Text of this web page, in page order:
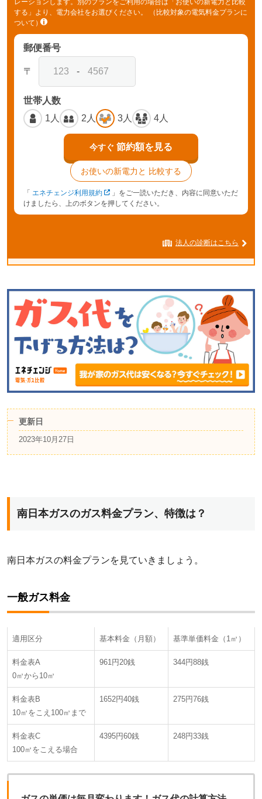
レーションします。別のプランをご利用の場合は「お使いの新電力と比較
する」より、電力会社をお選びください。
（比較対象の電気料金プランに
ついて）
郵便番号
〒 -
世帯人数
1人
2人 3人 4人
今すぐ 節約額を見る
お使いの新電力と 比較する
「 エネチェンジ利用規約
」をご一読いただき、内容に同意いただ
けましたら、上のボタンを押してください。
法人の診断はこちら
更新日
2023年10月27日
南日本ガスのガス料金プラン、特徴は？
南日本ガスの料金プランを見ていきましょう。
一般ガス料金
適用区分 基本料金（月額） 基準単価料金（1㎥）
料金表A
0㎥から10㎥
961円20銭 344円88銭
料金表B
10㎥をこえ100㎥まで
1652円40銭 275円76銭
料金表C
100㎥をこえる場合
4395円60銭 248円33銭